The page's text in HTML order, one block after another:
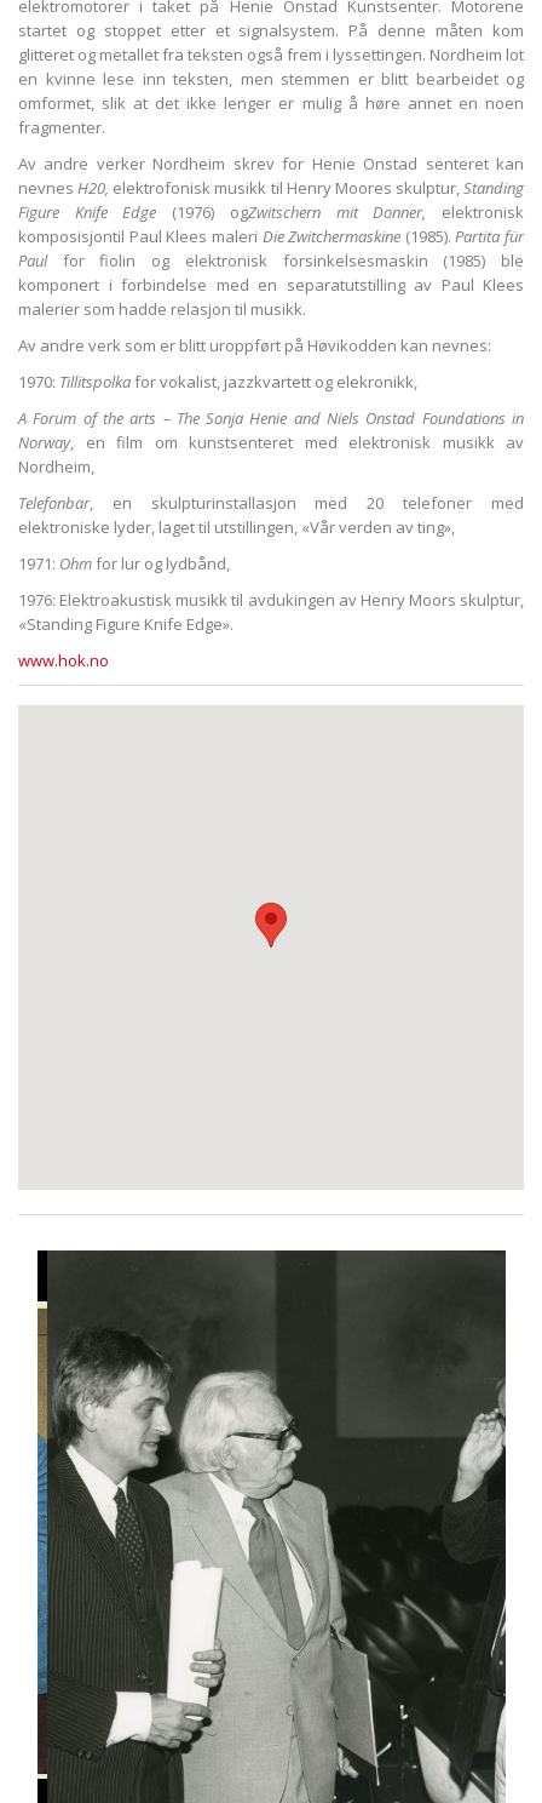
elektromotorer i taket på Henie Onstad Kunstsenter. Motorene
startet og stoppet etter et signalsystem. På denne måten kom
glitteret og metallet fra teksten også frem i lyssettingen. Nordheim lot
en kvinne lese inn teksten, men stemmen er blitt bearbeidet og
omformet, slik at det ikke lenger er mulig å høre annet en noen
fragmenter.
Av andre verker Nordheim skrev for Henie Onstad senteret kan
nevnesH20, elektrofonisk musikk til Henry Moores skulptur,Standing
Figure Knife Edge (1976) ogZwitschern mit Donner, elektronisk
komposisjontil Paul Klees maleri Die Zwitchermaskine (1985).Partita für
Paulfor fiolin og elektronisk forsinkelsesmaskin (1985) ble
komponert i forbindelse med en separatutstilling av Paul Klees
malerier som hadde relasjon til musikk.
Av andre verk som er blitt uroppført på Høvikodden kan nevnes:
1970: Tillitspolkafor vokalist, jazzkvartett og elekronikk,
A Forum of the arts – The Sonja Henie and Niels Onstad Foundations in
Norway, en film om kunstsenteret med elektronisk musikk av
Nordheim,
Telefonbar, en skulpturinstallasjon med 20 telefoner med
elektroniske lyder, laget til utstillingen, «Vår verden av ting»,
1971: Ohmfor lur og lydbånd,
1976: Elektroakustisk musikk til avdukingen av Henry Moors skulptur,
«Standing Figure Knife Edge».
www.hok.no